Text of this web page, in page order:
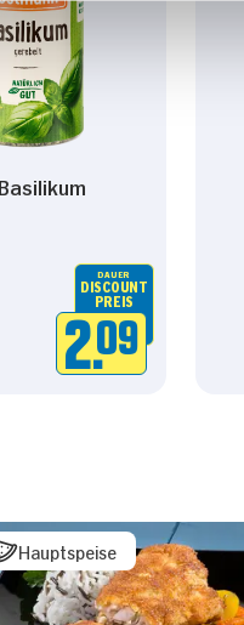
DAUER
DISCOUNT
PREIS
2.09
Hauptspeise